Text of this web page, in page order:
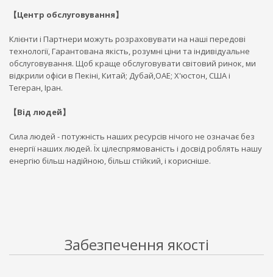
【Центр обслуговування】
Клієнти і Партнери можуть розраховувати на наші передові
технології, Гарантована якість, розумні ціни та індивідуальне
обслуговування. Щоб краще обслуговувати світовий ринок, ми
відкрили офіси в Пекіні, Китай; Дубай,ОАЕ; Х'юстон, США і
Тегеран, Іран.
【Від людей】
Сила людей - потужність наших ресурсів нічого не означає без
енергії наших людей. Їх цілеспрямованість і досвід роблять нашу
енергію більш надійною, більш стійкий, і корисніше.
Забезпечення якості